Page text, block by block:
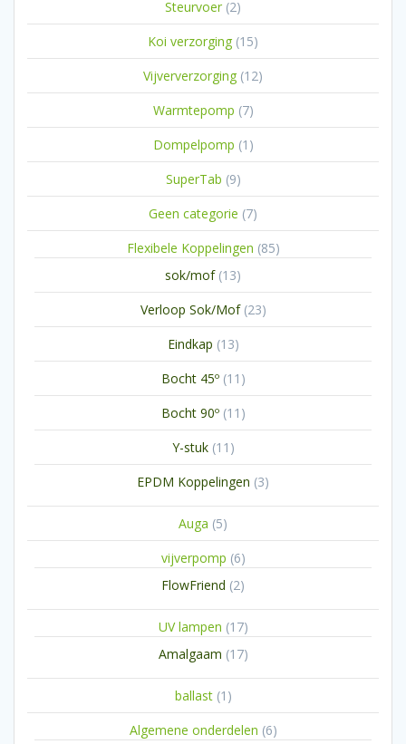
Steurvoer 22
producten
Koi verzorging 1515
producten
Vijververzorging 1212
producten
Warmtepomp 77
producten
Dompelpomp 1 1
product
SuperTab 99
producten
Geen categorie 77
producten
Flexibele Koppelingen 8585
sok/mof 1313
producten
Verloop Sok/Mof 2323
producten
Eindkap 1313
producten
Bocht 45º 11 11
producten
Bocht 90º 11 11
producten
Y-stuk 11 11
producten
EPDM Koppelingen 33
Auga 55
producten
vijverpomp 66
FlowFriend 22
UV lampen 1717
Amalgaam 1717
ballast 1 1
product
Algemene onderdelen 66